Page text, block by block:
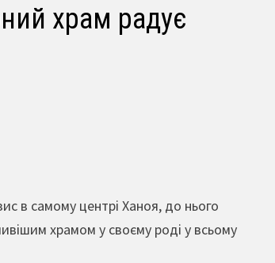
храм радує
в самому центрі Ханоя, до нього
храмом у своєму роді у всьому